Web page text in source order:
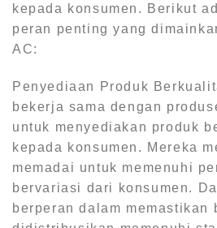
kepada konsumen. Berikut
peran penting yang
AC:
Penyediaan Produk
bekerja sama dengan
untuk menyediakan produk
kepada konsumen. Mereka
memadai untuk memenuhi
bervariasi dari konsumen.
berperan dalam memastikan